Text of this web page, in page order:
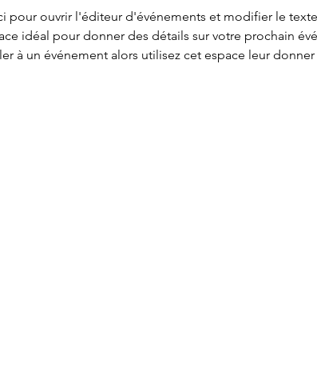
pour ouvrir l'éditeur d'événements et modifier le
idéal pour donner des détails sur votre prochain
à un événement alors utilisez cet espace leur